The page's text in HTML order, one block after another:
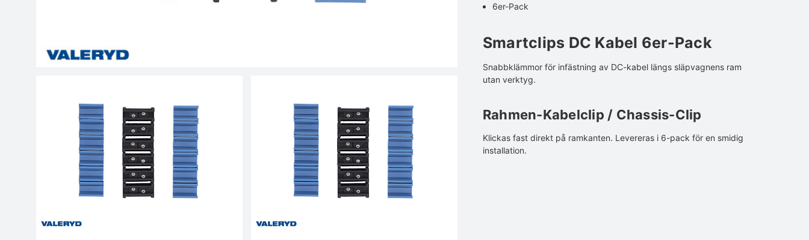
6er-Pack
Smartclips DC Kabel 6er-Pack
Snabbklämmor för infästning av DC-kabel längs släpvagnens ram
utan verktyg.
Rahmen-Kabelclip / Chassis-Clip
Klickas fast direkt på ramkanten. Levereras i 6-pack för en smidig
installation.